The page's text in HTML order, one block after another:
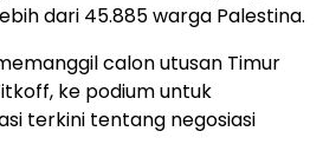
dari 45.885 warga Palestina.
calon utusan Timur
ke podium untuk
terkini tentang negosiasi